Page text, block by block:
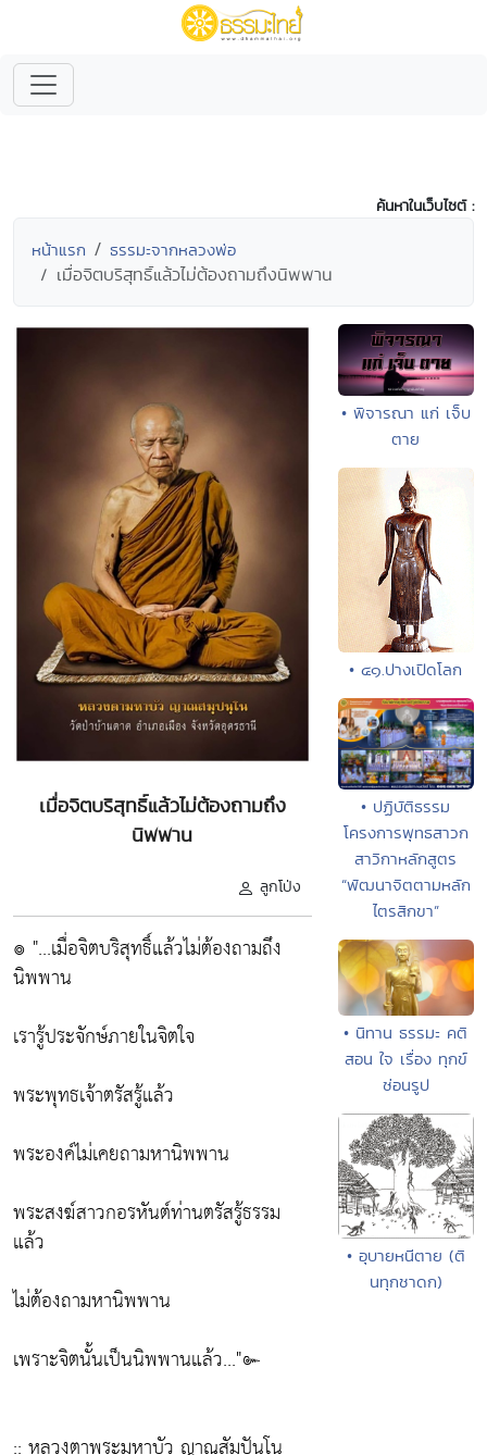
ค้นหาในเว็บไซต์ :
หน้าแรก ธรรมะจากหลวงพ่อ
เมื่อจิตบริสุทธิ์แล้วไม่ต้องถามถึงนิพพาน
เมื่อจิตบริสุทธิ์แล้วไม่ต้องถามถึง
นิพพาน
ลูกโป่ง
๏ "...เมื่อจิตบริสุทธิ์แล้วไม่ต้องถามถึง
นิพพาน
เรารู้ประจักษ์ภายในจิตใจ
พระพุทธเจ้าตรัสรู้แล้ว
พระองค์ไม่เคยถามหานิพพาน
พระสงฆ์สาวกอรหันต์ท่านตรัสรู้ธรรม
แล้ว
ไม่ต้องถามหานิพพาน
เพราะจิตนั้นเป็นนิพพานแล้ว..."๛
• พิจารณา แก่ เจ็บ
ตาย
• ๔๑.ปางเปิดโลก
• ปฏิบัติธรรม
โครงการพุทธสาวก
สาวิกาหลักสูตร
“พัฒนาจิตตามหลัก
ไตรสิกขา”
• นิทาน ธรรมะ คติ
สอน ใจ เรื่อง ทุกข์
ซ่อนรูป
• อุบายหนีตาย (ติ
นทุกชาดก)